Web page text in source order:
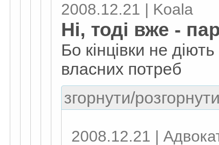
2008.12.21 | Koala
Ні, тоді вже -
Бо кінцівки не
власних потреб
згорнути/
2008.12.21 |